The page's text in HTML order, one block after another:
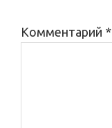
Комментарий *